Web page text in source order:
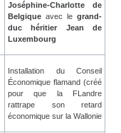
Joséphine-Charlotte de
Belgique avec le grand-
duc héritier Jean de
Luxembourg
Installation du Conseil
Économique flamand (créé
pour que la FLandre
rattrape son retard
économique sur la Wallonie